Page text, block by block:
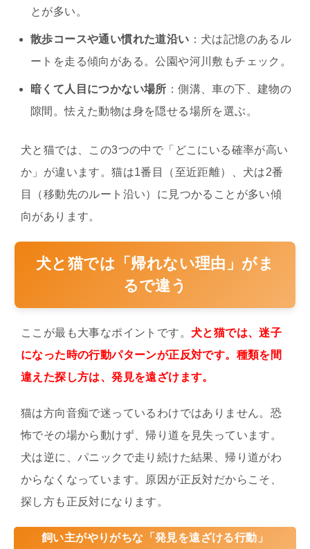
とが多い。
散歩コースや通い慣れた道沿い ：犬は記憶のあるル
ートを走る傾向がある。公園や河川敷もチェック。
暗くて人目につかない場所 ：側溝、車の下、建物の
隙間。怯えた動物は身を隠せる場所を選ぶ。
犬と猫では、この3つの中で「どこにいる確率が高い
か」が違います。猫は1番目（至近距離）、犬は2番
目（移動先のルート沿い）に見つかることが多い傾
向があります。
犬と猫では「帰れない理由」がま
るで違う
ここが最も大事なポイントです。 犬と猫では、迷子
になった時の行動パターンが正反対です。種類を間
違えた探し方は、発見を遠ざけます。
猫は方向音痴で迷っているわけではありません。恐
怖でその場から動けず、帰り道を見失っています。
犬は逆に、パニックで走り続けた結果、帰り道がわ
からなくなっています。原因が正反対だからこそ、
探し方も正反対になります。
飼い主がやりがちな「発見を遠ざける行動」